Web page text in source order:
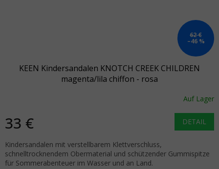
62 €
–46 %
KEEN Kindersandalen KNOTCH CREEK CHILDREN
magenta/lila chiffon - rosa
Auf Lager
33 € DETAIL
Kindersandalen mit verstellbarem Klettverschluss,
schnelltrocknendem Obermaterial und schützender Gummispitze
für Sommerabenteuer im Wasser und an Land.